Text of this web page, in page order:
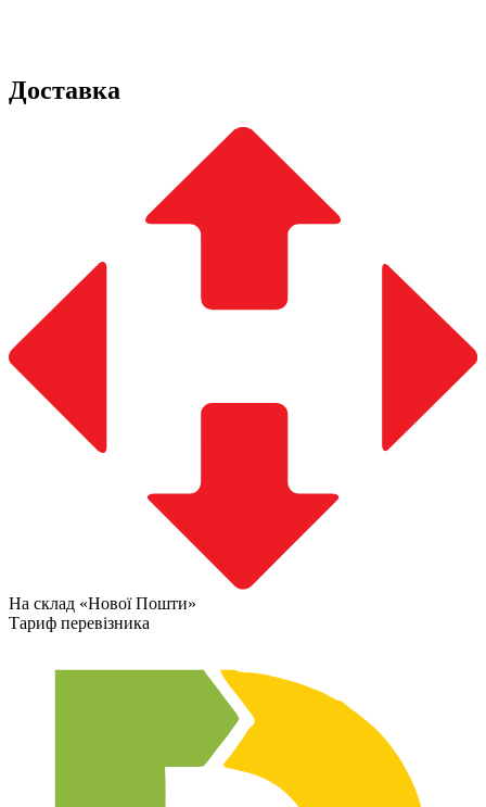
Доставка
На склад «Нової Пошти»
Тариф перевізника